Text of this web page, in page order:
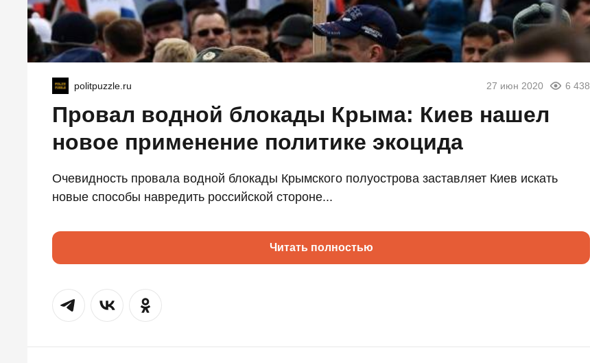
politpuzzle.ru 27 июн 2020 6 438
Провал водной блокады Крыма: Киев нашел
новое применение политике экоцида
Очевидность провала водной блокады Крымского полуострова заставляет Киев искать
новые способы навредить российской стороне...
Читать полностью